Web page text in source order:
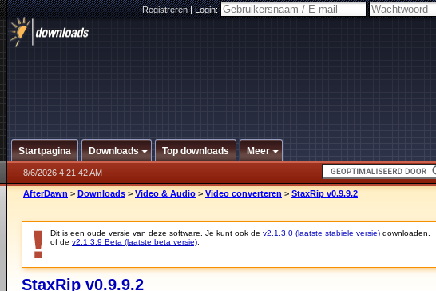
Registreren|Login:
Startpagina Downloads Top downloads Meer
8/6/2026 4:21:42 AM
AfterDawn > Downloads > Video & Audio > Video converteren > StaxRip v0.9.9.2
Dit is een oude versie van deze software. Je kunt ook de v2.1.3.0 (laatste stabiele versie) downloaden.
of de v2.1.3.9 Beta (laatste beta versie)
StaxRip v0.9.9.2